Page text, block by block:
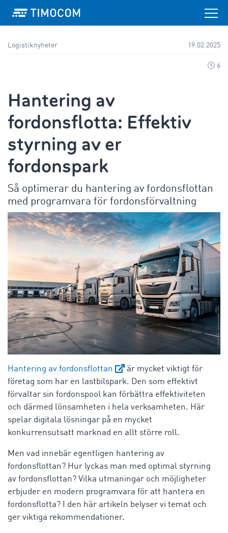
Logistiknyheter 19.02.2025
6
Hantering av
fordonsflotta: Effektiv
styrning av er
fordonspark
Så optimerar du hantering av fordonsflottan
med programvara för fordonsförvaltning
Hantering av fordonsflottan
är mycket viktigt för
företag som har en lastbilspark. Den som effektivt
förvaltar sin fordonspool kan förbättra effektiviteten
och därmed lönsamheten i hela verksamheten. Här
spelar digitala lösningar på en mycket
konkurrensutsatt marknad en allt större roll.
Men vad innebär egentligen hantering av
fordonsflottan? Hur lyckas man med optimal styrning
av fordonsflottan? Vilka utmaningar och möjligheter
erbjuder en modern programvara för att hantera en
fordonsflotta? I den här artikeln belyser vi temat och
ger viktiga rekommendationer.